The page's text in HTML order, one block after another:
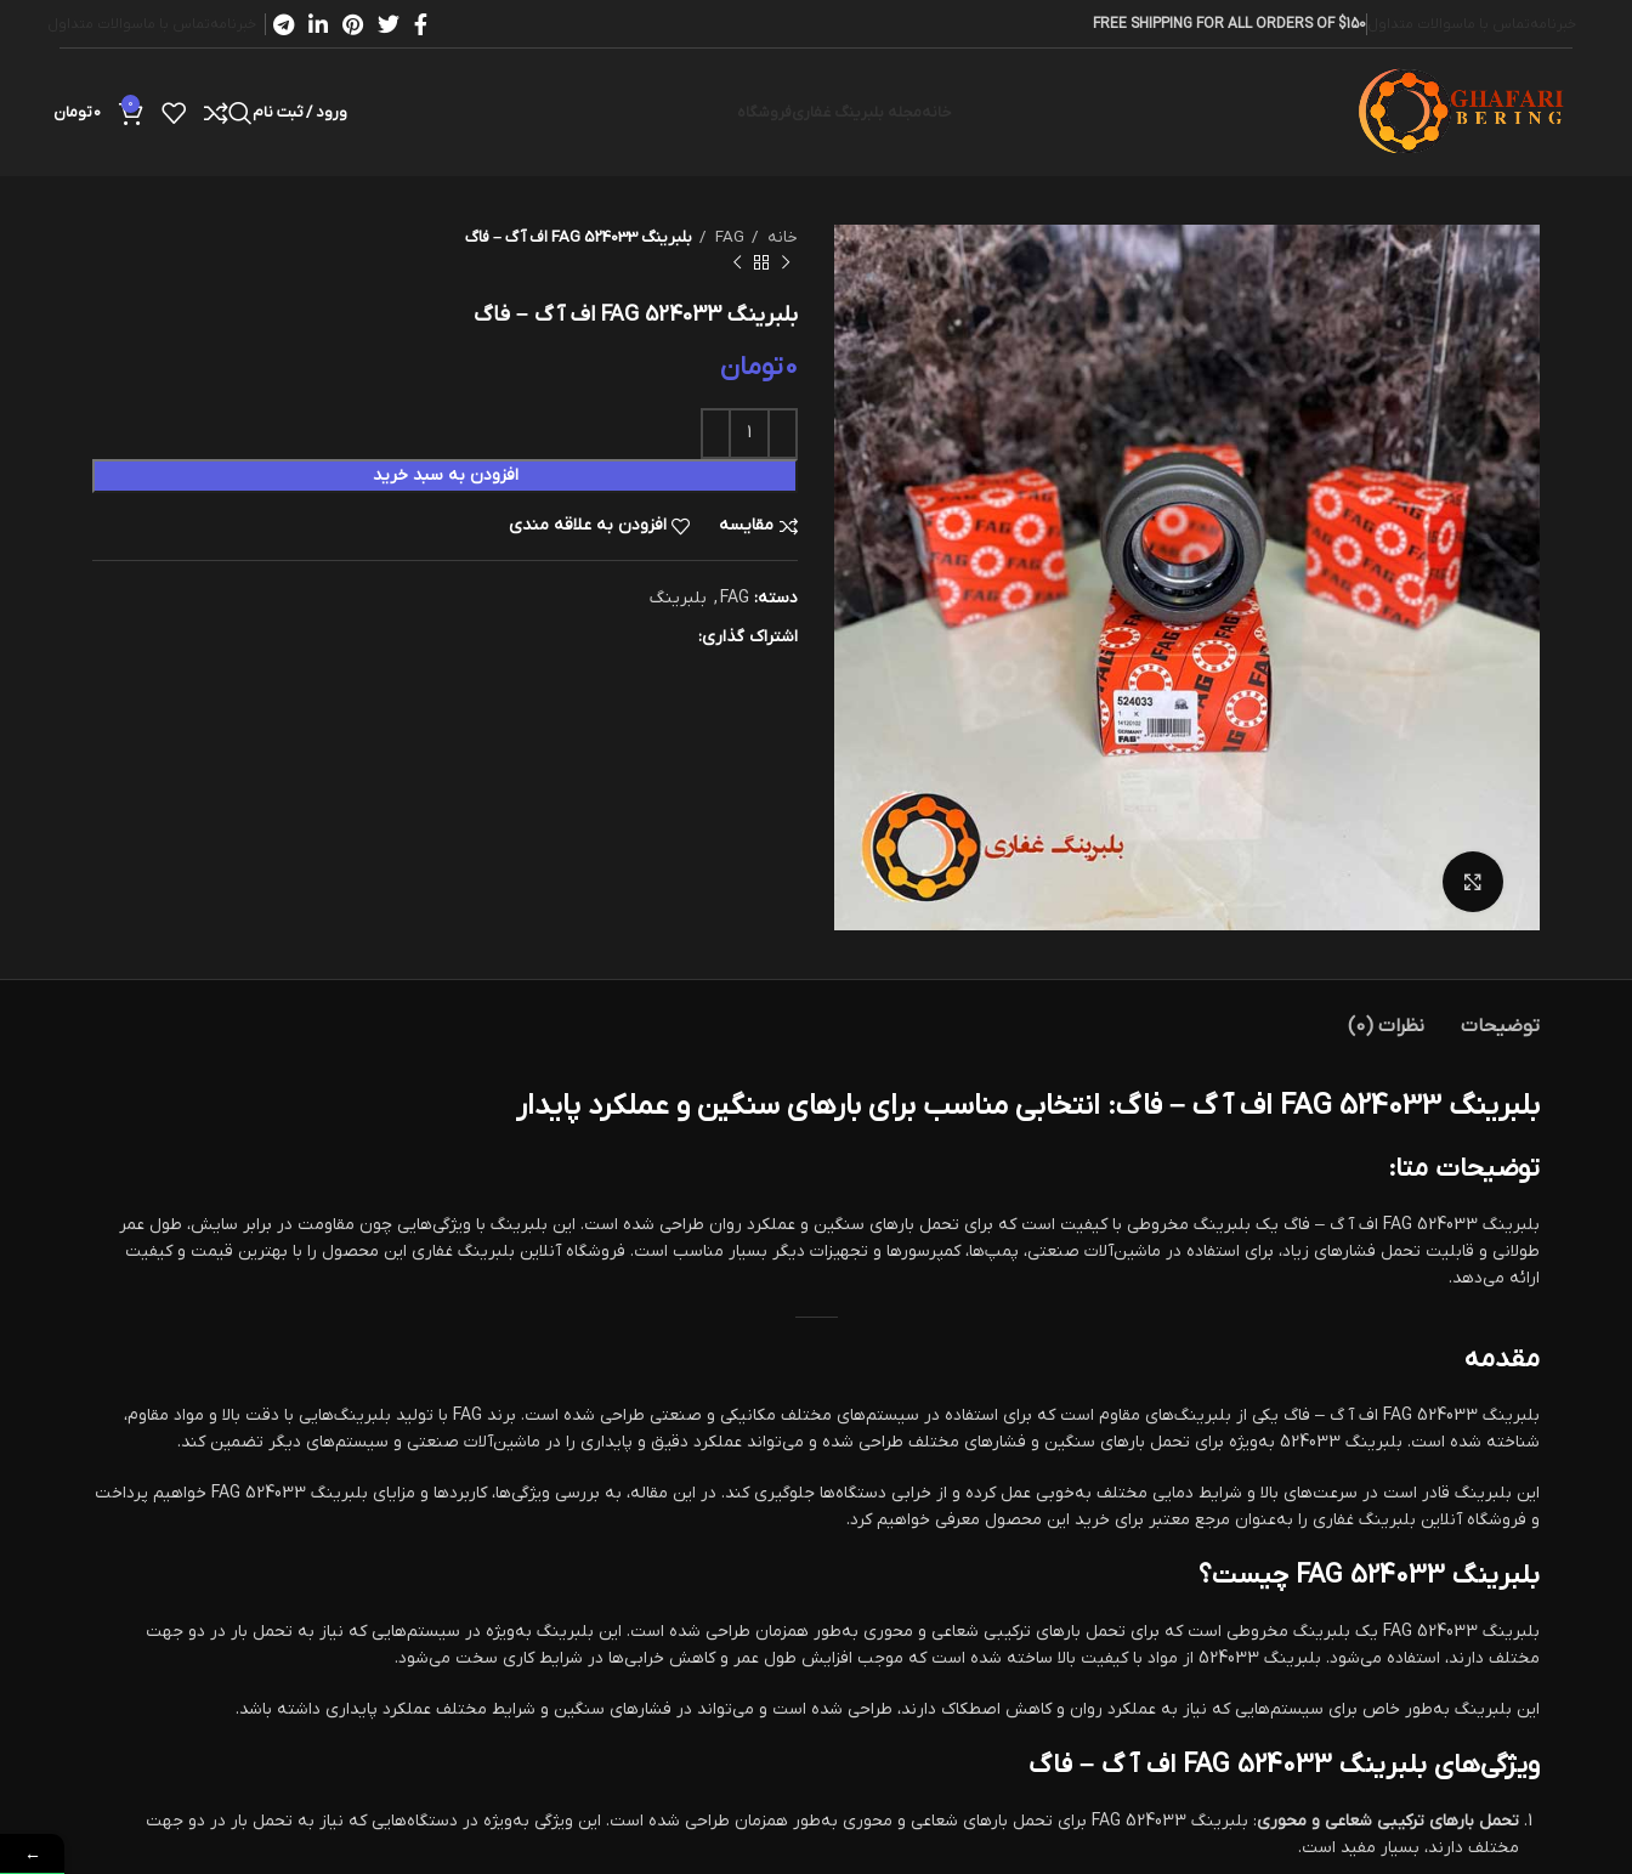
FREE SHIPPING FOR ALL ORDERS OF $150
ورود / ثبت نام 0
0تومان
بزرگنمایی تصویر
خانه FAG بلبرینگ FAG 524033 اف آ گ – فاگ
بلبرینگ FAG 524033 اف آ گ – فاگ
0تومان
افزودن به سبد خرید
مقایسه افزودن به علاقه مندی
دسته: FAG
, بلبرینگ
اشتراک گذاری:
توضیحات نظرات (0)
بلبرینگ FAG 524033 اف آ گ – فاگ: انتخابی مناسب برای بارهای سنگین و عملکرد پایدار
توضیحات متا:
بلبرینگ FAG 524033 اف آ گ – فاگ یک بلبرینگ مخروطی با کیفیت است که برای تحمل بارهای سنگین و عملکرد روان طراحی شده است. این بلبرینگ با ویژگی‌هایی چون مقاومت در برابر سایش، طول عمر
طولانی و قابلیت تحمل فشارهای زیاد، برای استفاده در ماشین‌آلات صنعتی، پمپ‌ها، کمپرسورها و تجهیزات دیگر بسیار مناسب است. فروشگاه آنلاین بلبرینگ غفاری این محصول را با بهترین قیمت و کیفیت
ارائه می‌دهد.
مقدمه
بلبرینگ FAG 524033 اف آ گ – فاگ یکی از بلبرینگ‌های مقاوم است که برای استفاده در سیستم‌های مختلف مکانیکی و صنعتی طراحی شده است. برند FAG با تولید بلبرینگ‌هایی با دقت بالا و مواد مقاوم،
شناخته شده است. بلبرینگ 524033 به‌ویژه برای تحمل بارهای سنگین و فشارهای مختلف طراحی شده و می‌تواند عملکرد دقیق و پایداری را در ماشین‌آلات صنعتی و سیستم‌های دیگر تضمین کند.
این بلبرینگ قادر است در سرعت‌های بالا و شرایط دمایی مختلف به‌خوبی عمل کرده و از خرابی دستگاه‌ها جلوگیری کند. در این مقاله، به بررسی ویژگی‌ها، کاربردها و مزایای بلبرینگ FAG 524033 خواهیم پرداخت
و فروشگاه آنلاین بلبرینگ غفاری را به‌عنوان مرجع معتبر برای خرید این محصول معرفی خواهیم کرد.
بلبرینگ FAG 524033 چیست؟
بلبرینگ FAG 524033 یک بلبرینگ مخروطی است که برای تحمل بارهای ترکیبی شعاعی و محوری به‌طور همزمان طراحی شده است. این بلبرینگ به‌ویژه در سیستم‌هایی که نیاز به تحمل بار در دو جهت
مختلف دارند، استفاده می‌شود. بلبرینگ 524033 از مواد با کیفیت بالا ساخته شده است که موجب افزایش طول عمر و کاهش خرابی‌ها در شرایط کاری سخت می‌شود.
این بلبرینگ به‌طور خاص برای سیستم‌هایی که نیاز به عملکرد روان و کاهش اصطکاک دارند، طراحی شده است و می‌تواند در فشارهای سنگین و شرایط مختلف عملکرد پایداری داشته باشد.
ویژگی‌های بلبرینگ FAG 524033 اف آ گ – فاگ
تحمل بارهای ترکیبی شعاعی و محوری
: بلبرینگ FAG 524033 برای تحمل بارهای شعاعی و محوری به‌طور همزمان طراحی شده است. این ویژگی به‌ویژه در دستگاه‌هایی که نیاز به تحمل بار در دو جهت
مختلف دارند، بسیار مفید است.
←